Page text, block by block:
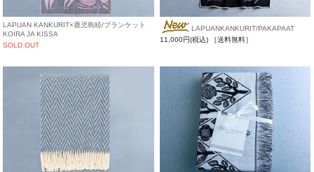
LAPUAN KANKURIT×鹿児島睦/ブランケット
KOIRA JA KISSA
SOLD OUT
LAPUANKANKURIT/PAKAPAAT
11,000円(税込)
［送料無料］